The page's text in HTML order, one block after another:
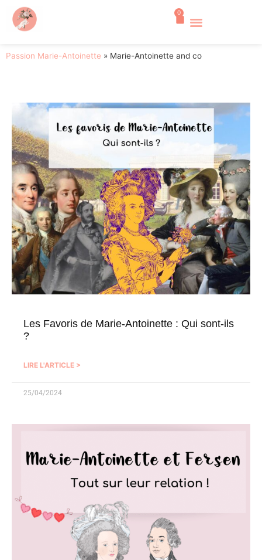
0
Passion Marie-Antoinette » Marie-Antoinette and co
Les Favoris de Marie-Antoinette : Qui sont-ils
?
LIRE L'ARTICLE >
25/04/2024